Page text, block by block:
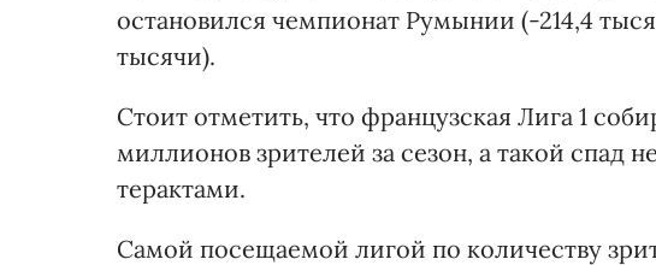
остановился чемпионат Румынии (-214,4
тысячи).
Стоит отметить, что французская Лига 1
миллионов зрителей за сезон, а такой спад
терактами.
Самой посещаемой лигой по количеству